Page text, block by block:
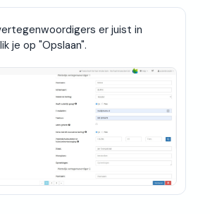
er juist in
je op "Opslaan".